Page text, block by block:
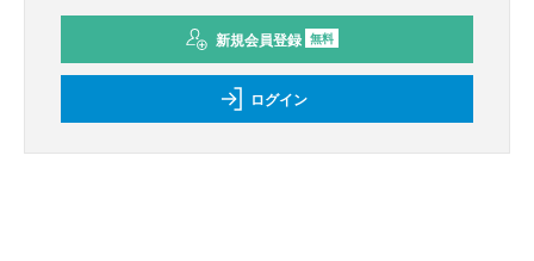
新規会員登録 無料
ログイン